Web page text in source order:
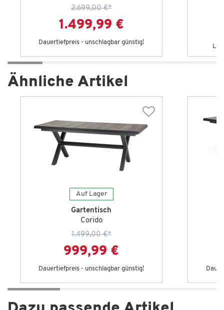
2.699,00 €*
1.499,99 €
Dauertiefpreis - unschlagbar günstig!
Ähnliche Artikel
Auf Lager
Gartentisch
Corido
1.499,00 €*
999,99 €
Dauertiefpreis - unschlagbar günstig!